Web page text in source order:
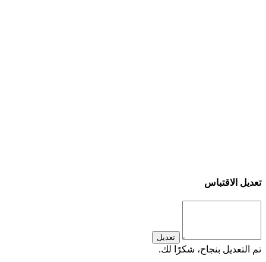
تعديل الاقتباس
تعديل
تم التعديل بنجاح، شكرًا لك.